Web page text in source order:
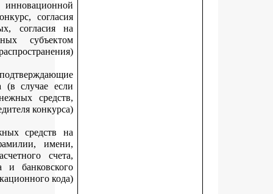
участия в конкурсе или решения руководителя
организации о выдвижении кандидатуры на конкурс,
соискателя на обработку персональных данных,
обработку персональных данных, разрешенных
документы, удостоверяющие личность и
полномочия представителя победителя конкурса (в случае
документы, необходимые для перечисления денежных
представляются представителем победителя
банковские реквизиты для перечисления денежных
расчетный счет (с обязательным указанием фамилии,
отчества (при наличии) получателя и его расчетного
наименования банка, корреспондентского счета и